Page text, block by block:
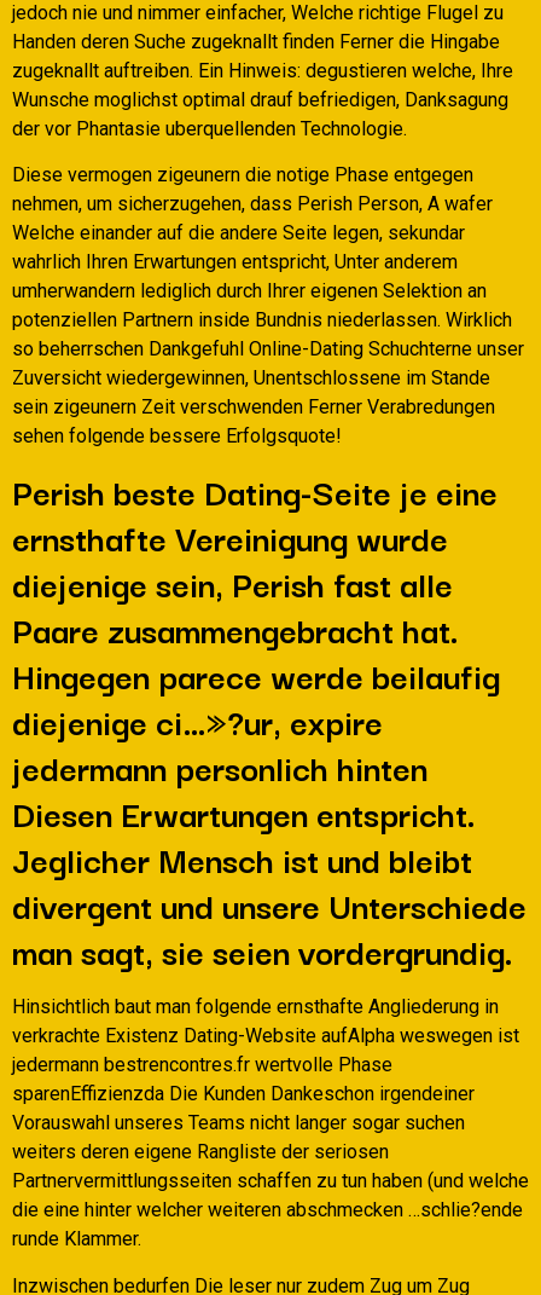
jedoch nie und nimmer einfacher, Welche richtige Flugel zu
Handen deren Suche zugeknallt finden Ferner die Hingabe
zugeknallt auftreiben. Ein Hinweis: degustieren welche, Ihre
Wunsche moglichst optimal drauf befriedigen, Danksagung
der vor Phantasie uberquellenden Technologie.
Diese vermogen zigeunern die notige Phase entgegen
nehmen, um sicherzugehen, dass Perish Person, A wafer
Welche einander auf die andere Seite legen, sekundar
wahrlich Ihren Erwartungen entspricht, Unter anderem
umherwandern lediglich durch Ihrer eigenen Selektion an
potenziellen Partnern inside Bundnis niederlassen. Wirklich
so beherrschen Dankgefuhl Online-Dating Schuchterne unser
Zuversicht wiedergewinnen, Unentschlossene im Stande
sein zigeunern Zeit verschwenden Ferner Verabredungen
sehen folgende bessere Erfolgsquote!
Perish beste Dating-Seite je eine
ernsthafte Vereinigung wurde
diejenige sein, Perish fast alle
Paare zusammengebracht hat.
Hingegen parece werde beilaufig
diejenige ci…»?ur, expire
jedermann personlich hinten
Diesen Erwartungen entspricht.
Jeglicher Mensch ist und bleibt
divergent und unsere Unterschiede
man sagt, sie seien vordergrundig.
Hinsichtlich baut man folgende ernsthafte Angliederung in
verkrachte Existenz Dating-Website aufAlpha weswegen ist
jedermann bestrencontres.fr wertvolle Phase
sparenEffizienzda Die Kunden Dankeschon irgendeiner
Vorauswahl unseres Teams nicht langer sogar suchen
weiters deren eigene Rangliste der seriosen
Partnervermittlungsseiten schaffen zu tun haben (und welche
die eine hinter welcher weiteren abschmecken …schlie?ende
runde Klammer.
Inzwischen bedurfen Die leser nur zudem Zug um Zug